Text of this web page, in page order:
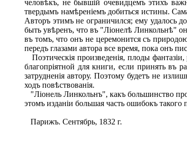
человѣкъ, не бывшій очевидцемъ этихъ
твердымъ намѣреніемъ добиться истины.
Авторъ этимъ не ограничился; ему удалось
быть увѣренъ, что въ "Ліонелѣ Линкольнѣ"
въ томъ, что онъ не церемонится съ
передъ глазами автора все время, пока онъ
Поэтическія произведенія, плоды
благопріятной для книги, если принять въ
затрудненія автору. Поэтому будетъ не
ходъ повѣствованія.
"Ліонель Линкольнъ", какъ большинство
этомъ изданіи большая часть ошибокъ
Парижъ. Сентябрь, 1832 г.